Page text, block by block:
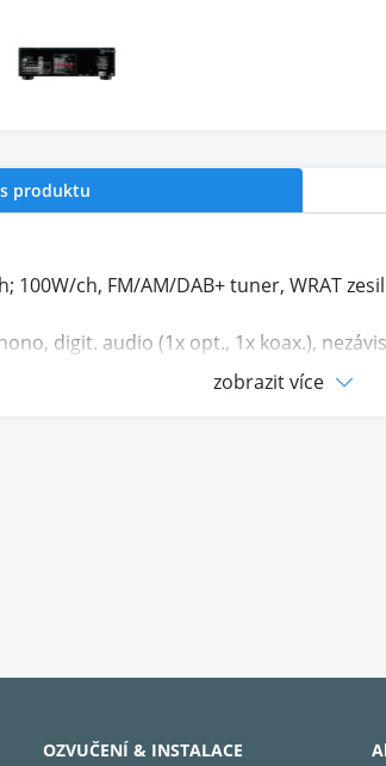
produktu
100W/ch, FM/AM/DAB+ tuner, WRAT
digit. audio (1x opt., 1x koax.),
zobrazit více
OZVUČENÍ & INSTALACE